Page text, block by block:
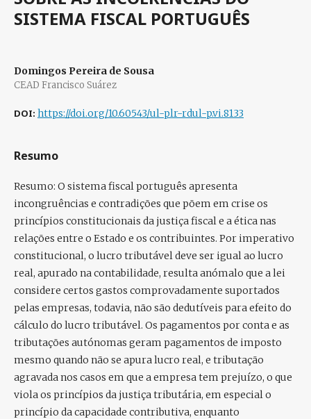
SISTEMA FISCAL PORTUGUÊS
Domingos Pereira de Sousa
CEAD Francisco Suárez
DOI: https://doi.org/10.60543/ul-plr-rdul-p.vi.8133
Resumo
Resumo: O sistema fiscal português apresenta
incongruências e contradições que põem em crise os
princípios constitucionais da justiça fiscal e a ética nas
relações entre o Estado e os contribuintes. Por imperativo
constitucional, o lucro tributável deve ser igual ao lucro
real, apurado na contabilidade, resulta anómalo que a lei
considere certos gastos comprovadamente suportados
pelas empresas, todavia, não são dedutíveis para efeito do
cálculo do lucro tributável. Os pagamentos por conta e as
tributações autónomas geram pagamentos de imposto
mesmo quando não se apura lucro real, e tributação
agravada nos casos em que a empresa tem prejuízo, o que
viola os princípios da justiça tributária, em especial o
princípio da capacidade contributiva, enquanto